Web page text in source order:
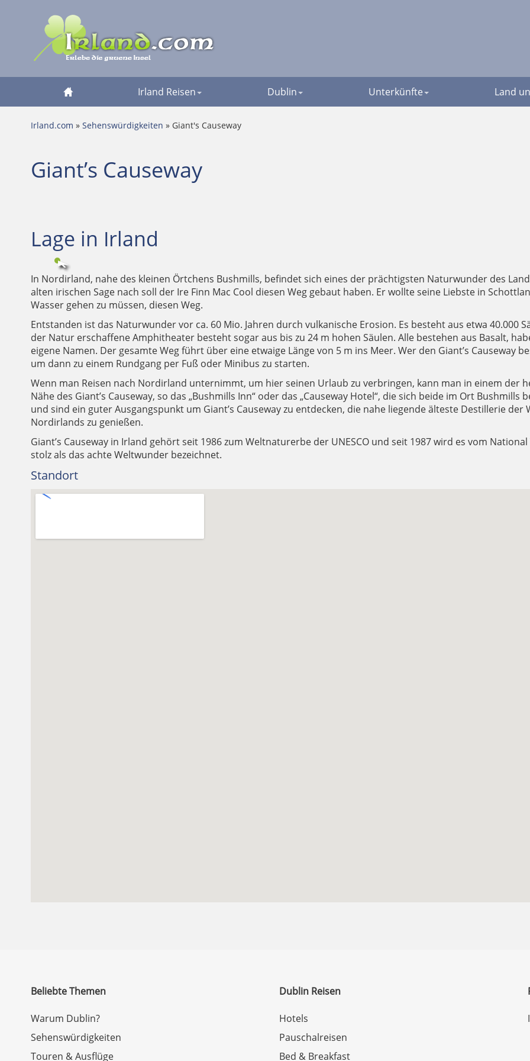
Irland Reisen Dublin Unterkünfte Land
Irland.com » Sehenswürdigkeiten » Giant's Causeway
Giant’s Causeway
Lage in Irland
In Nordirland, nahe des kleinen Örtchens Bushmills, befindet sich eines der prächtigsten Naturwunder des
alten irischen Sage nach soll der Ire Finn Mac Cool diesen Weg gebaut haben. Er wollte seine Liebste in
Wasser gehen zu müssen, diesen Weg.
Entstanden ist das Naturwunder vor ca. 60 Mio. Jahren durch vulkanische Erosion. Es besteht aus etwa 40.000
der Natur erschaffene Amphitheater besteht sogar aus bis zu 24 m hohen Säulen. Alle bestehen aus Basalt,
eigene Namen. Der gesamte Weg führt über eine etwaige Länge von 5 m ins Meer. Wer den Giant’s Causeway
um dann zu einem Rundgang per Fuß oder Minibus zu starten.
Wenn man Reisen nach Nordirland unternimmt, um hier seinen Urlaub zu verbringen, kann man in einem der
Nähe des Giant’s Causeway, so das „Bushmills Inn“ oder das „Causeway Hotel“, die sich beide im Ort
und sind ein guter Ausgangspunkt um Giant’s Causeway zu entdecken, die nahe liegende älteste Destillerie
Nordirlands zu genießen.
Giant’s Causeway in Irland gehört seit 1986 zum Weltnaturerbe der UNESCO und seit 1987 wird es vom
stolz als das achte Weltwunder bezeichnet.
Standort
Beliebte Themen
Warum Dublin?
Sehenswürdigkeiten
Touren & Ausflüge
Dublin Reisen
Hotels
Pauschalreisen
Bed & Breakfast